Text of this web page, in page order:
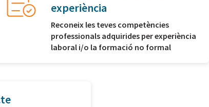
experiència
Reconeix les teves competències
professionals adquirides per experiència
laboral i/o la formació no formal